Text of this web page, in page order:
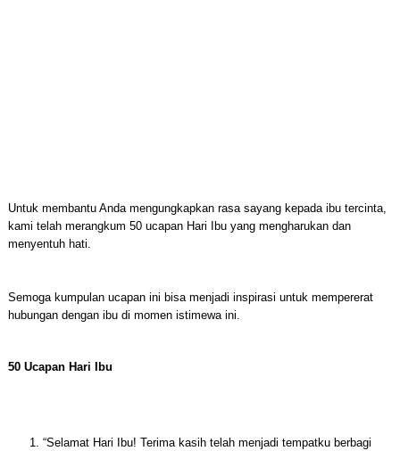
Untuk membantu Anda mengungkapkan rasa sayang kepada ibu tercinta,
kami telah merangkum 50 ucapan Hari Ibu yang mengharukan dan
menyentuh hati.
Semoga kumpulan ucapan ini bisa menjadi inspirasi untuk mempererat
hubungan dengan ibu di momen istimewa ini.
50 Ucapan Hari Ibu
“Selamat Hari Ibu! Terima kasih telah menjadi tempatku berbagi